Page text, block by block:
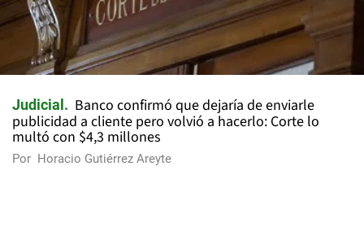
Judicial
Banco confirmó que dejaría de enviarle
publicidad a cliente pero volvió a hacerlo: Corte lo
multó con $4,3 millones
Por Horacio Gutiérrez Areyte